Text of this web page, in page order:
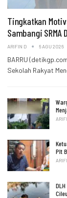
Tingkatkan
Sambangi
ARIFIN D 6 AGU 2026
BARRU
Sekolah Rakyat
Plt